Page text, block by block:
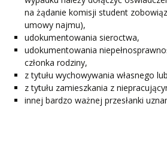
na żądanie komisji student
umowy najmu),
udokumentowania sieroctwa,
udokumentowania
członka rodziny,
z tytułu wychowywania własnego
z tytułu zamieszkania z
innej bardzo ważnej przesłanki